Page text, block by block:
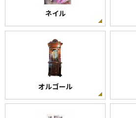
ネイル
オルゴール